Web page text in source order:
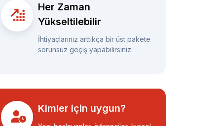
Her Zaman
Yükseltilebilir
İhtiyaçlarınız arttıkça bir üst pakete
sorunsuz geçiş yapabilirsiniz.
Kimler için uygun?